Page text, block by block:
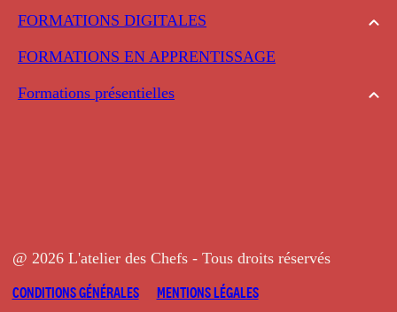
FORMATIONS DIGITALES
FORMATIONS EN APPRENTISSAGE
Formations présentielles
@ 2026 L'atelier des Chefs - Tous droits réservés
CONDITIONS GÉNÉRALES
MENTIONS LÉGALES